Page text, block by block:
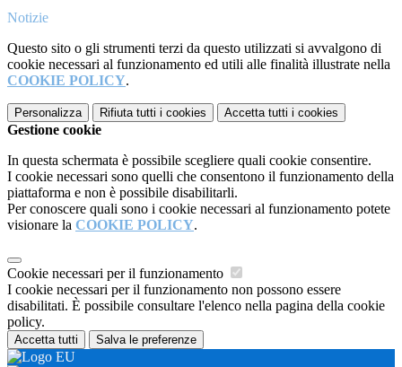
Notizie
Questo sito o gli strumenti terzi da questo utilizzati si avvalgono di
cookie necessari al funzionamento ed utili alle finalità illustrate nella
COOKIE POLICY.
Personalizza Rifiuta tutti i cookies Accetta tutti i cookies
Gestione cookie
In questa schermata è possibile scegliere quali cookie consentire.
I cookie necessari sono quelli che consentono il funzionamento della
piattaforma e non è possibile disabilitarli.
Per conoscere quali sono i cookie necessari al funzionamento potete
visionare la COOKIE POLICY.
Cookie necessari per il funzionamento
I cookie necessari per il funzionamento non possono essere
disabilitati. È possibile consultare l'elenco nella pagina della cookie
policy.
Accetta tutti Salva le preferenze